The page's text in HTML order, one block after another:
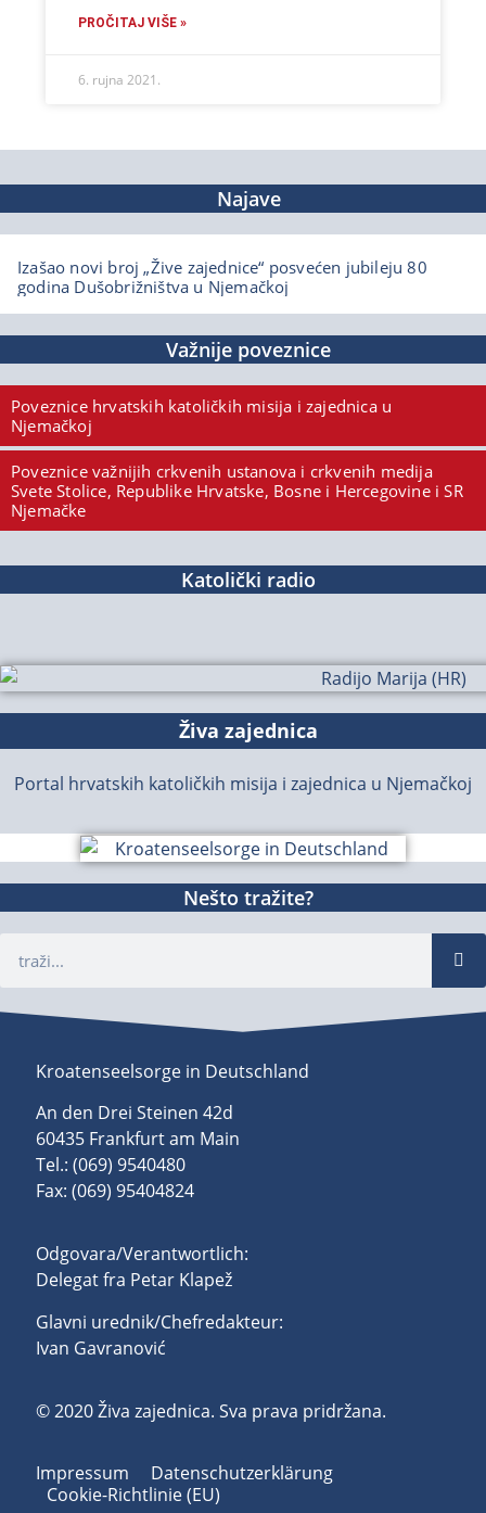
PROČITAJ VIŠE »
6. rujna 2021.
Najave
Izašao novi broj „Žive zajednice“ posvećen jubileju 80
godina Dušobrižništva u Njemačkoj
Važnije poveznice
Poveznice hrvatskih katoličkih misija i zajednica u
Njemačkoj
Poveznice važnijih crkvenih ustanova i crkvenih medija
Svete Stolice, Republike Hrvatske, Bosne i Hercegovine i SR
Njemačke
Katolički radio
Živa zajednica
Portal hrvatskih katoličkih misija i zajednica u Njemačkoj
Nešto tražite?
Kroatenseelsorge in Deutschland
An den Drei Steinen 42d
60435 Frankfurt am Main
Tel.: (069) 9540480
Fax: (069) 95404824
Odgovara/Verantwortlich:
Delegat fra Petar Klapež
Glavni urednik/Chefredakteur:
Ivan Gavranović
© 2020 Živa zajednica. Sva prava pridržana.
Impressum
Datenschutzerklärung
Cookie-Richtlinie (EU)